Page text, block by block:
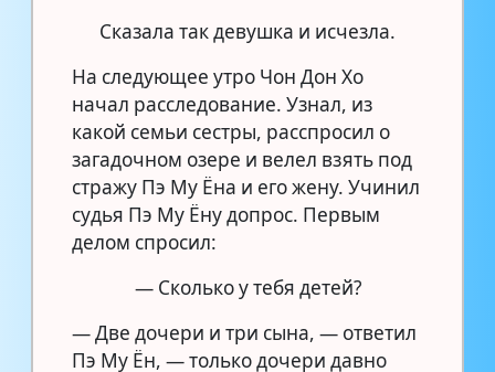
Сказала так девушка и исчезла.
На следующее утро Чон Дон Хо
начал расследование. Узнал, из
какой семьи сестры, расспросил о
загадочном озере и велел взять под
стражу Пэ Му Ёна и его жену. Учинил
судья Пэ Му Ёну допрос. Первым
делом спросил:
— Сколько у тебя детей?
— Две дочери и три сына, — ответил
Пэ Му Ён, — только дочери давно